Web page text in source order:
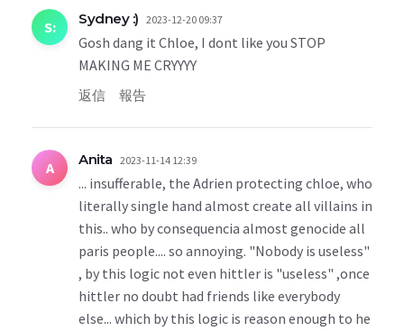
S: Sydney :) 2023-12-20 09:37
Gosh dang it Chloe, I dont like you STOP
MAKING ME CRYYYY
返信 報告
A Anita 2023-11-14 12:39
... insufferable, the Adrien protecting chloe, who
literally single hand almost create all villains in
this.. who by consequencia almost genocide all
paris people.... so annoying. "Nobody is useless"
, by this logic not even hittler is "useless" ,once
hittler no doubt had friends like everybody
else... which by this logic is reason enough to he